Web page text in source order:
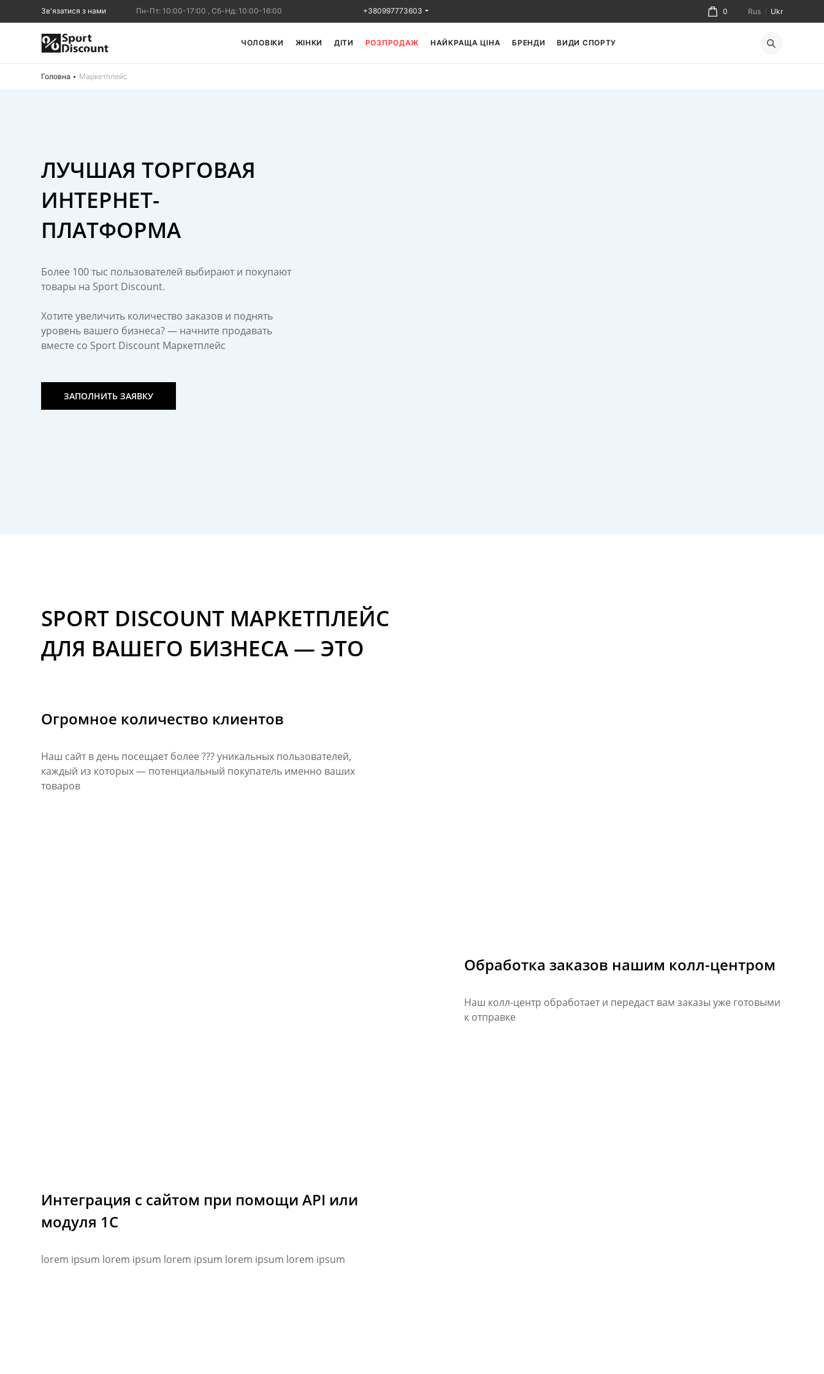
ЧОЛОВІКИ ЖІНКИ ДІТИ РОЗПРОДАЖ НАЙКРАЩА ЦІНА БРЕНДИ ВИДИ СПОРТУ
+380997773603
Зв'язатися з нами Пн-Пт: 10:00-17:00 , Сб-Нд: 10:00-16:00 0 Rus Ukr
Головна Маркетплейс
ЛУЧШАЯ ТОРГОВАЯ
ИНТЕРНЕТ-
ПЛАТФОРМА
Более 100 тыс пользователей выбирают и покупают
товары на Sport Discount.
Хотите увеличить количество заказов и поднять
уровень вашего бизнеса? — начните продавать
вместе со Sport Discount Маркетплейс
ЗАПОЛНИТЬ ЗАЯВКУ
SPORT DISCOUNT МАРКЕТПЛЕЙС
ДЛЯ ВАШЕГО БИЗНЕСА — ЭТО
Огромное количество клиентов
Наш сайт в день посещает более ??? уникальных пользователей,
каждый из которых — потенциальный покупатель именно ваших
товаров
Обработка заказов нашим колл-центром
Наш колл-центр обработает и передаст вам заказы уже готовыми
к отправке
Интеграция с сайтом при помощи API или
модуля 1С
lorem ipsum lorem ipsum lorem ipsum lorem ipsum lorem ipsum